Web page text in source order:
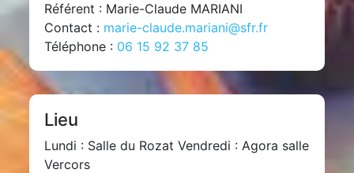
Référent : Marie-Claude MARIANI
Contact : marie-claude.mariani@sfr.fr
Téléphone : 06 15 92 37 85
Lieu
Lundi : Salle du Rozat Vendredi : Agora salle
Vercors